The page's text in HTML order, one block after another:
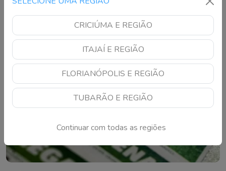
CRICIÚMA E REGIÃO
ITAJAÍ E REGIÃO
FLORIANÓPOLIS E REGIÃO
TUBARÃO E REGIÃO
Continuar com todas as regiões